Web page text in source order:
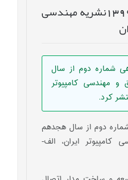
انتشار مجلد برق تابستان 1399نشریه مهندسی
شماره دوم از سال
مهندسی کامپیوتر
کرد.
دوم از سال هجدهم
ایران، الف-